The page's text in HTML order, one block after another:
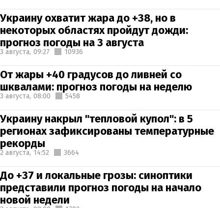
Украину охватит жара до +38, но в
некоторых областях пройдут дожди:
прогноз погоды на 3 августа
3 августа, 09:27 10936
От жары +40 градусов до ливней со
шквалами: прогноз погоды на неделю
3 августа, 08:00 5458
Украину накрыл "тепловой купол": в 5
регионах зафиксированы температурные
рекорды
2 августа, 14:52 3664
До +37 и локальные грозы: синоптики
представили прогноз погоды на начало
новой недели